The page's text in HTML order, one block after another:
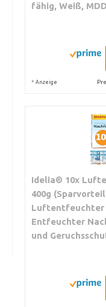
fähig, Weiß,
* Anzeige
Idelia® 10x
400g
Luftentfeuchter
Entfeuchter
und